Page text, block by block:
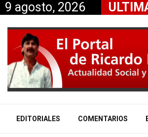
9 agosto, 2026
y dialogó con…
EDITORIALES COMENTARIOS